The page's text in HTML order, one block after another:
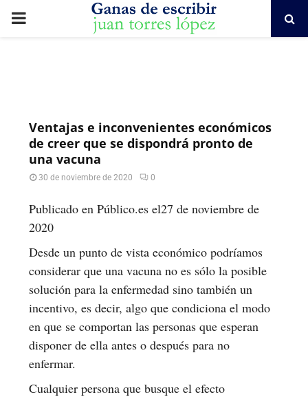
PRIMARY
Ventajas e inconvenientes económicos
de creer que se dispondrá pronto de
una vacuna
30 de noviembre de 2020 0
Publicado en Público.es el27 de noviembre de
2020
Desde un punto de vista económico podríamos
considerar que una vacuna no es sólo la posible
solución para la enfermedad sino también un
incentivo, es decir, algo que condiciona el modo
en que se comportan las personas que esperan
disponer de ella antes o después para no
enfermar.
Cualquier persona que busque el efecto